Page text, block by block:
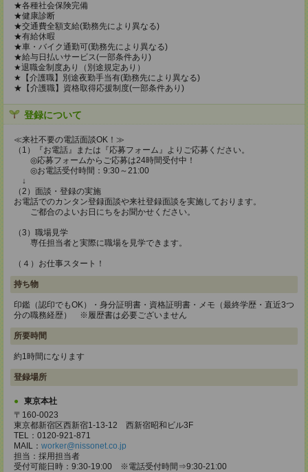
★各種社会保険完備
★健康診断
★交通費全額支給(勤務先により異なる)
★有給休暇
★車・バイク通勤可(勤務先により異なる)
★給与日払いサービス(一部条件あり)
★退職金制度あり（別途規定あり）
★【介護職】別途夜勤手当有(勤務先により異なる)
★【介護職】資格取得応援制度(一部条件あり)
登録について
≪来社不要の電話面談OK！≫
（1）『お電話』または『応募フォーム』よりご応募ください。
◎応募フォームからご応募は24時間受付中！
◎お電話受付時間：9:30～21:00
↓
（2）面談・登録の実施
お電話でのカンタン登録面談や来社登録面談を実施しております。
ご都合のよいお日にちをお聞かせください。
（3）職場見学
専任担当者と実際に職場を見学できます。
（４）お仕事スタート！
持ち物
印鑑（認印でもOK）・身分証明書・資格証明書・メモ（最終学歴・直近3つ
分の職務経歴） ※履歴書は必要ございません
所要時間
約1時間になります
登録場所
東京本社
〒160-0023
東京都新宿区西新宿1-13-12 西新宿昭和ビル3F
TEL：0120-921-871
MAIL： worker@nissonet.co.jp
担当：採用担当者
受付可能日時：9:30-19:00 ※電話受付時間⇒9:30-21:00